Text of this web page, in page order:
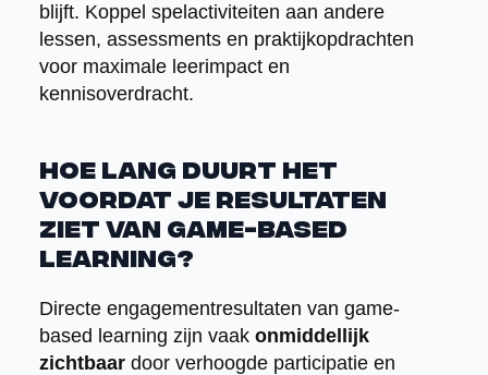
blijft. Koppel spelactiviteiten aan andere
lessen, assessments en praktijkopdrachten
voor maximale leerimpact en
kennisoverdracht.
Hoe lang duurt het
voordat je resultaten
ziet van game-based
learning?
Directe engagementresultaten van game-
based learning zijn vaak onmiddellijk
zichtbaardoor verhoogde participatie en